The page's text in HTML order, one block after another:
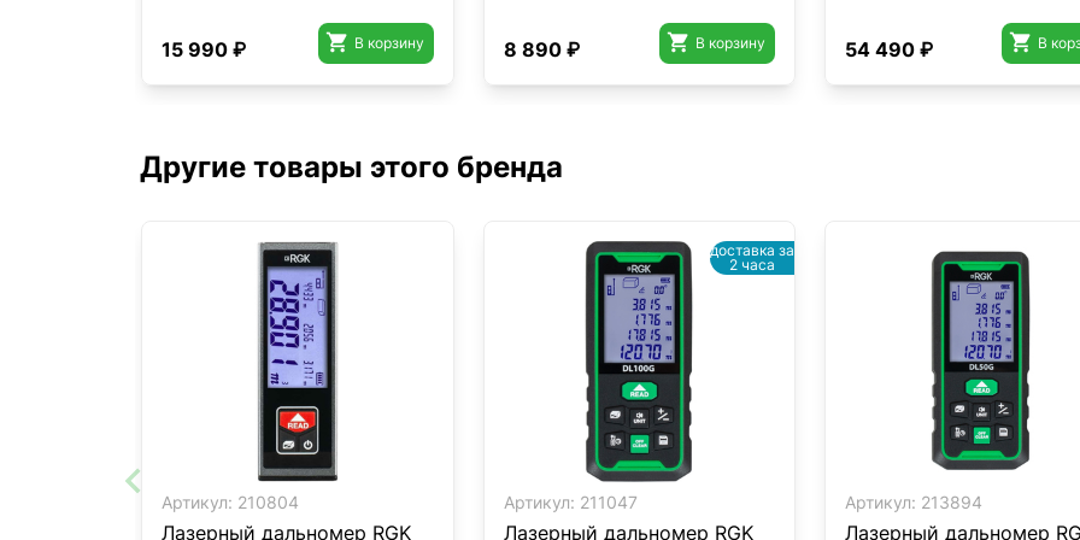
15 990 ₽  В корзину 8 890 ₽  В корзину 54 490 ₽  В
Другие товары этого бренда
Артикул: 210804
Лазерный дальномер RGK
Артикул: 211047
Лазерный дальномер RGK
доставка за
2 часа
Артикул: 213894
Лазерный дальномер